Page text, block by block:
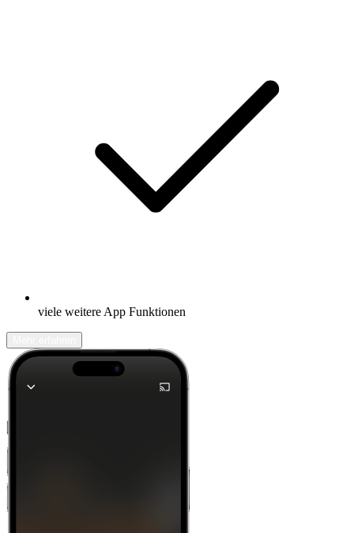
viele weitere App Funktionen